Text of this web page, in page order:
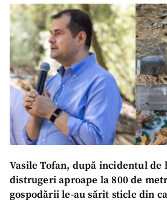
Vasile Tofan, după incidentul de
distrugeri aproape la 800 de
gospodării le-au sărit sticle din
ȘTIREA MEA
Titlu știre
+ Adaugă titlu
Fotografie
+ Încarcă imagine
Link media
+ Link media
+ Mesajul știrei
CONTACT SURSĂ